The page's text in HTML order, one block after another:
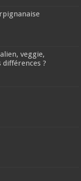
veggie,
?